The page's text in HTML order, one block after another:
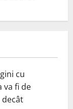
cu
va fi de